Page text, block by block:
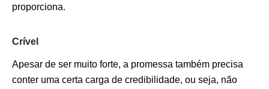
proporciona.
Crível
Apesar de ser muito forte, a promessa também precisa
conter uma certa carga de credibilidade, ou seja, não